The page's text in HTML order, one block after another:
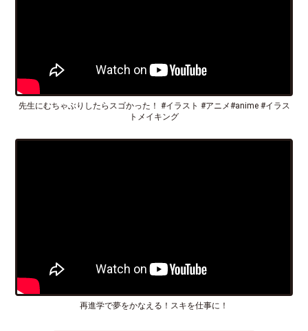
先生にむちゃぶりしたらスゴかった！ #イラスト #アニメ#anime #イラス
トメイキング
再進学で夢をかなえる！スキを仕事に！